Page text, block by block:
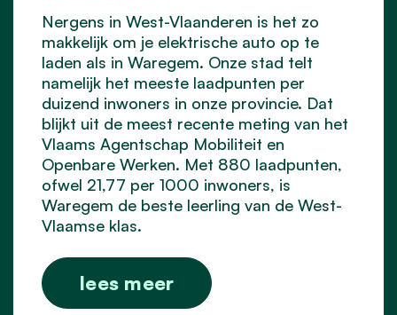
Nergens in West-Vlaanderen is het zo
makkelijk om je elektrische auto op te
laden als in Waregem. Onze stad telt
namelijk het meeste laadpunten per
duizend inwoners in onze provincie. Dat
blijkt uit de meest recente meting van het
Vlaams Agentschap Mobiliteit en
Openbare Werken. Met 880 laadpunten,
ofwel 21,77 per 1000 inwoners, is
Waregem de beste leerling van de West-
Vlaamse klas.
lees meer